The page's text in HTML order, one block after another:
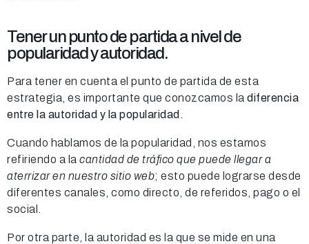
Tener un punto de partida a nivel de
popularidad y autoridad.
Para tener en cuenta el punto de partida de esta
estrategia, es importante que conozcamos la diferencia
entre la autoridad y la popularidad.
Cuando hablamos de la popularidad, nos estamos
refiriendo a la cantidad de tráfico que puede llegar a
aterrizar en nuestro sitio web; esto puede lograrse desde
diferentes canales, como directo, de referidos, pago o el
social.
Por otra parte, la autoridad es la que se mide en una